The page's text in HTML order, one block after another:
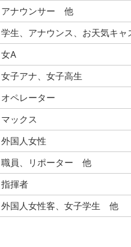
アナウンサー 他
学生、アナウンス、お天気キ
女A
女子アナ、女子高生
オペレーター
マックス
外国人女性
職員、リポーター 他
指揮者
外国人女性客、女子学生 他